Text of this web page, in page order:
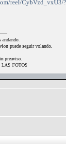
reel/
andando.
puede seguir volando.
preaviso.
LAS FOTOS